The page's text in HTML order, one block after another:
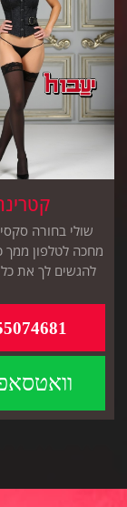
שולי בחורה
מחכה לטלפון ממך
להגשים לך את כל